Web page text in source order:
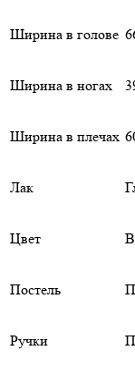
Ширина в голове
Ширина в ногах
Ширина в плечах
Лак
Цвет
Постель
Ручки